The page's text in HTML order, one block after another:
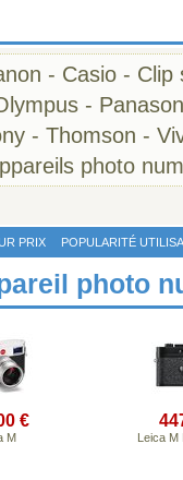
- Casio - Clip
-
- Thomson -
photo
PRIX POPULARITÉ
photo
€
M Leica M